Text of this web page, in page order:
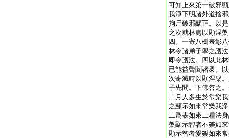
可知上來第一破邪
我淨下明諸外道捨
拘尸破邪顯正。以
之次就林處以顯涅
四。一寄八樹表彰
林令諸弟子學之護
即令護法。四以此
已能益聲聞諸衆。
次寄滅時以顯涅槃
子先問。下佛答之
二月人多生於常樂
之顯示如來常樂我
二爲表如來二種法
槃顯示智者不樂如
顯示智者愛樂如來